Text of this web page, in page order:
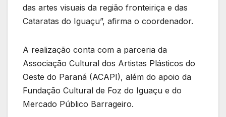
das artes visuais da região fronteiriça e das
Cataratas do Iguaçu”, afirma o coordenador.
A realização conta com a parceria da
Associação Cultural dos Artistas Plásticos do
Oeste do Paraná (ACAPI), além do apoio da
Fundação Cultural de Foz do Iguaçu e do
Mercado Público Barrageiro.